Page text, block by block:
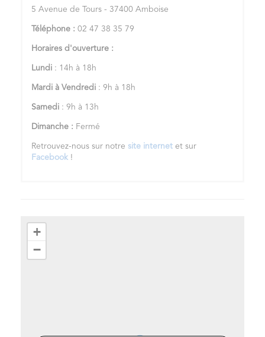
5 Avenue de Tours - 37400 Amboise
Téléphone : 02 47 38 35 79
Horaires d'ouverture :
Lundi : 14h à 18h
Mardi à Vendredi : 9h à 18h
Samedi : 9h à 13h
Dimanche : Fermé
Retrouvez-nous sur notre site internet et sur
Facebook !
+
−